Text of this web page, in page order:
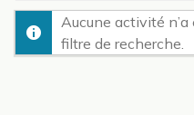
activité:
Aucune activité
filtre de recherche.